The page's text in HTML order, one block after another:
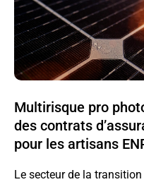
Multirisque pro
des contrats
pour les artisans
Le secteur de la